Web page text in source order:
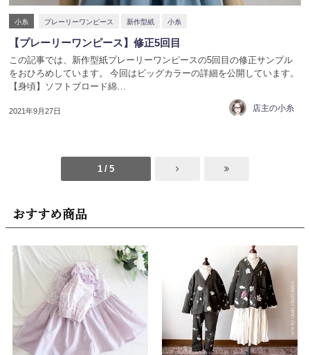
小糸 プレーリーワンピース 新作型紙 小糸
【プレーリーワンピース】修正5回目
この記事では、新作型紙プレーリーワンピースの5回目の修正サンプル
をおひろめしています。 今回はビッグカラーの詳細を公開しています。
【身頃】ソフトブロード綿…
2021年9月27日 店主の小糸
1 / 5
おすすめ商品